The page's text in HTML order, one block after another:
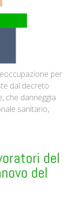
per
dal decreto
che danneggia
sanitario,
del
del